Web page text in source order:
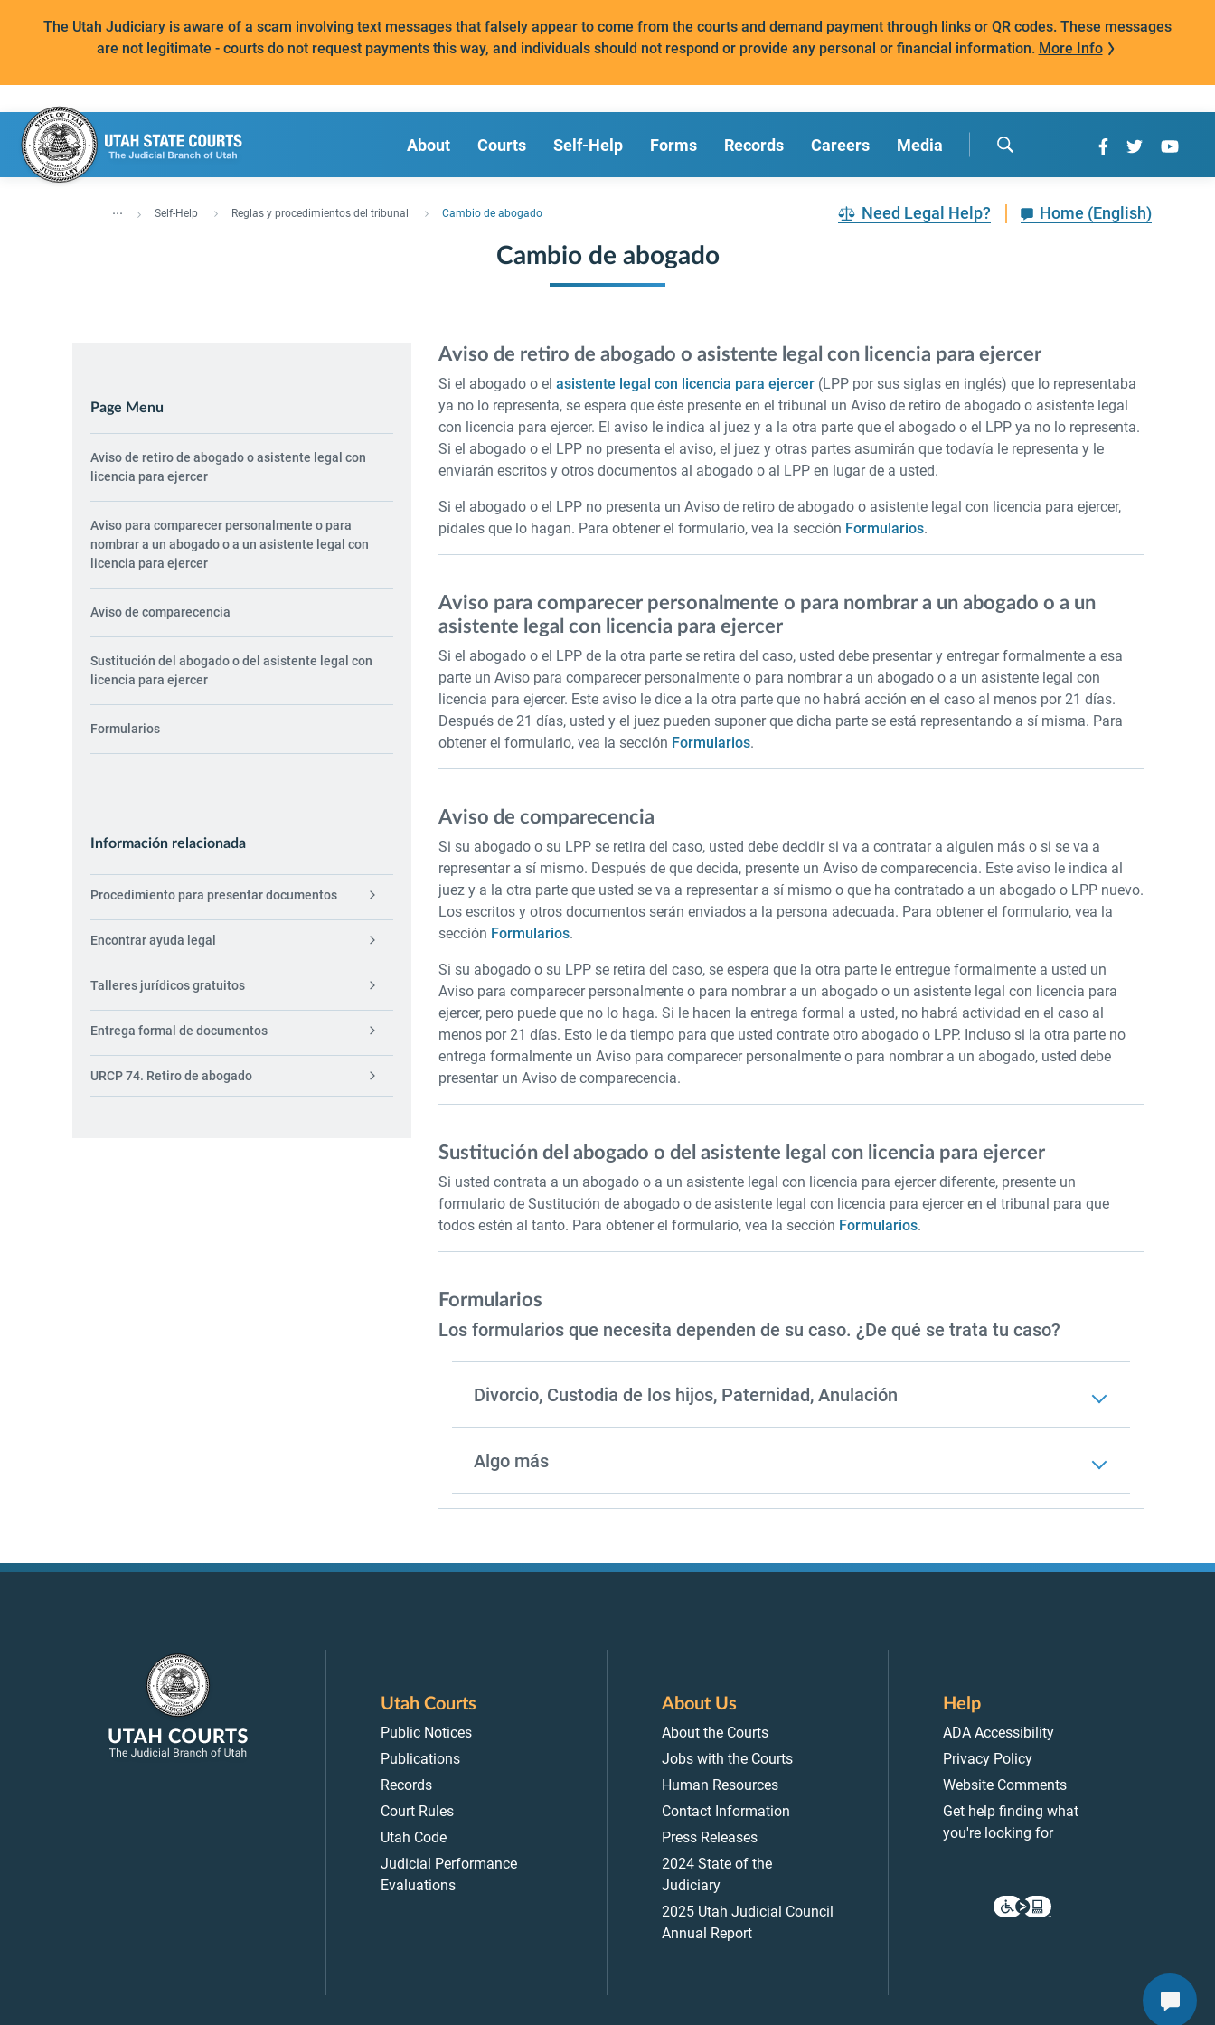
The Utah Judiciary is aware of a scam involving text messages that falsely appear to come from the courts and demand payment through links or QR codes. These messages
are not legitimate - courts do not request payments this way, and individuals should not respond or provide any personal or financial information. More Info
About Courts Self-Help Forms Records Careers Media
... Self-Help Reglas y procedimientos del tribunal Cambio de abogado Need Legal Help? Home (English)
Cambio de abogado
Page Menu
Aviso de retiro de abogado o asistente legal con
licencia para ejercer
Aviso para comparecer personalmente o para
nombrar a un abogado o a un asistente legal con
licencia para ejercer
Aviso de comparecencia
Sustitución del abogado o del asistente legal con
licencia para ejercer
Formularios
Información relacionada
Procedimiento para presentar documentos
Encontrar ayuda legal
Talleres jurídicos gratuitos
Entrega formal de documentos
URCP 74. Retiro de abogado
Aviso de retiro de abogado o asistente legal con licencia para ejercer
Si el abogado o el asistente legal con licencia para ejercer(LPP por sus siglas en inglés) que lo representaba
ya no lo representa, se espera que éste presente en el tribunal un Aviso de retiro de abogado o asistente legal
con licencia para ejercer. El aviso le indica al juez y a la otra parte que el abogado o el LPP ya no lo representa.
Si el abogado o el LPP no presenta el aviso, el juez y otras partes asumirán que todavía le representa y le
enviarán escritos y otros documentos al abogado o al LPP en lugar de a usted.
Si el abogado o el LPP no presenta un Aviso de retiro de abogado o asistente legal con licencia para ejercer,
pídales que lo hagan. Para obtener el formulario, vea la sección Formularios.
Aviso para comparecer personalmente o para nombrar a un abogado o a un
asistente legal con licencia para ejercer
Si el abogado o el LPP de la otra parte se retira del caso, usted debe presentar y entregar formalmente a esa
parte un Aviso para comparecer personalmente o para nombrar a un abogado o a un asistente legal con
licencia para ejercer. Este aviso le dice a la otra parte que no habrá acción en el caso al menos por 21 días.
Después de 21 días, usted y el juez pueden suponer que dicha parte se está representando a sí misma. Para
obtener el formulario, vea la sección Formularios.
Aviso de comparecencia
Si su abogado o su LPP se retira del caso, usted debe decidir si va a contratar a alguien más o si se va a
representar a sí mismo. Después de que decida, presente un Aviso de comparecencia. Este aviso le indica al
juez y a la otra parte que usted se va a representar a sí mismo o que ha contratado a un abogado o LPP nuevo.
Los escritos y otros documentos serán enviados a la persona adecuada. Para obtener el formulario, vea la
sección Formularios.
Si su abogado o su LPP se retira del caso, se espera que la otra parte le entregue formalmente a usted un
Aviso para comparecer personalmente o para nombrar a un abogado o un asistente legal con licencia para
ejercer, pero puede que no lo haga. Si le hacen la entrega formal a usted, no habrá actividad en el caso al
menos por 21 días. Esto le da tiempo para que usted contrate otro abogado o LPP. Incluso si la otra parte no
entrega formalmente un Aviso para comparecer personalmente o para nombrar a un abogado, usted debe
presentar un Aviso de comparecencia.
Sustitución del abogado o del asistente legal con licencia para ejercer
Si usted contrata a un abogado o a un asistente legal con licencia para ejercer diferente, presente un
formulario de Sustitución de abogado o de asistente legal con licencia para ejercer en el tribunal para que
todos estén al tanto. Para obtener el formulario, vea la sección Formularios.
Formularios
Los formularios que necesita dependen de su caso. ¿De qué se trata tu caso?
Divorcio, Custodia de los hijos, Paternidad, Anulación
Algo más
Utah Courts
Public Notices
Publications
Records
Court Rules
Utah Code
Judicial Performance
Evaluations
About Us
About the Courts
Jobs with the Courts
Human Resources
Contact Information
Press Releases
2024 State of the
Judiciary
2025 Utah Judicial Council
Annual Report
Help
ADA Accessibility
Privacy Policy
Website Comments
Get help finding what
you're looking for